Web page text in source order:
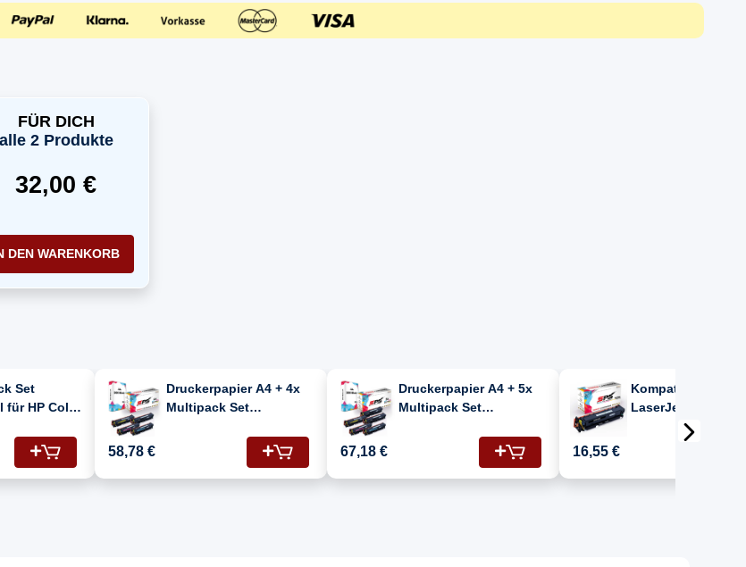
FÜR DICH
alle 2 Produkte
32,00 €
DEN WARENKORB
Set
für HP Color
Druckerpapier A4 + 4x
Multipack Set
LaserJet Pro MFP M 281
fdw (203X/CF541X,
CF543X, CF542X,
58,78 €
Druckerpapier A4 + 5x
Multipack Set
LaserJet Pro MFP M 281
fdw (203X/CF541X,
CF543X, CF542X,
67,18 €
Kompatibel für HP
LaserJet Pro MFP
fdw (CF540X/203X)
Toner-Kartusche
16,55 €